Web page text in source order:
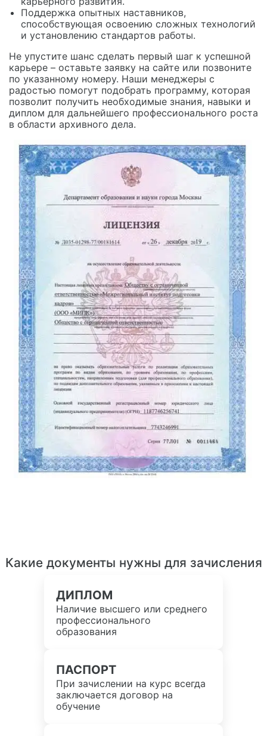
Поддержка опытных наставников,
способствующая освоению сложных технологий
и установлению стандартов работы.
Не упустите шанс сделать первый шаг к успешной
карьере – оставьте заявку на сайте или позвоните
по указанному номеру. Наши менеджеры с
радостью помогут подобрать программу, которая
позволит получить необходимые знания, навыки и
диплом для дальнейшего профессионального роста
в области архивного дела.
Какие документы нужны для зачисления
ДИПЛОМ
Наличие высшего или среднего
профессионального
образования
ПАСПОРТ
При зачислении на курс всегда
заключается договор на
обучение